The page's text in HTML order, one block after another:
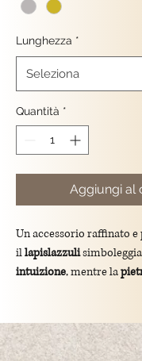
Lunghezza *
Quantità *
Aggiungi al
Un accessorio raffinato
illapislazzulisimboleggia
intuizione, mentre la
bracciale
, per uno stile
da portare ovunque.